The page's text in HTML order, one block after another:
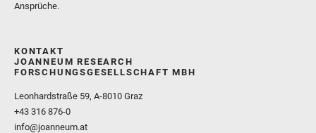
Ansprüche.
KONTAKT
JOANNEUM RESEARCH
FORSCHUNGSGESELLSCHAFT MBH
Leonhardstraße 59, A-8010 Graz
+43 316 876-0
info@joanneum.at